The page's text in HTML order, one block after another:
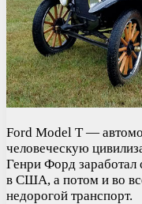
Ford Model T —
человеческую
Генри Форд заработал
в США, а потом и во
недорогой транспорт.